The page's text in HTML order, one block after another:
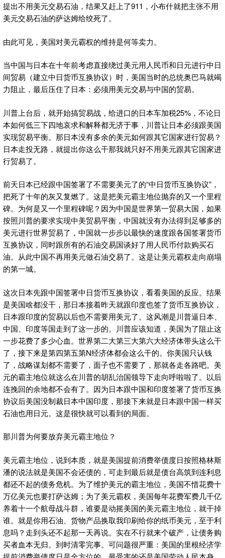
提出不用美元交易石油，结果又赶上了911，小布什就把主张不用
美元交易石油的萨达姆给绞死了。
由此可见，美国对美元霸权的维持是何等卖力。
当中国与日本在十年前考虑直接绕过美元用人民币和日元进行中日
间贸易（建立中日货币互换协议）时，美国当时的总统奥巴马就竭
力阻止，最后压住了日本：必须用美元交易与中国的贸易。
川普上台后，就开始搞贸易战，给进口的日本车加税25%，不论日
本如何低三下四地哀求和解释都无济于事，川普让日本必须跟美国
实现贸易平衡。那日本没有多余的美元如何跟其它国家进行贸易？
日本走投无路，就提出你这么干那我就只好不用美元跟其它国家进
行贸易了。
前天日本已经跟中国签署了不需要美元了的“中日货币互换协议”，
把死了十年的灰又复燃了。这是把美元霸主地位抛弃的又一个里程
碑。为何是又一个里程碑呢？因为中国是世界第一贸易大国，如果
按照川普的要求实现中美贸易平衡，中国就没有办法得到足够多的
美元进行世界贸易了，中国就一步步以最快的速度跟各国签署货币
互换协议，同时跟所有的石油交易国谈好了用人民币付款购买石
油。从此中国不再用美元做石油交易了。这是让美元霸权走向崩塌
的第一城。
这次日本先跟中国签署中日货币互换协议，看看美国的反应。结果
是美国啥都没干，那日本接着昨天就跟印度也签了货币互换协议，
日本跟印度的贸易以后也不需要用美元了。这风潮是川普逼日本、
中国、印度等国走到了这一步的。川普应该知道，美国为了阻止这
一步花费了多少心血。世界第二大第三大第六大经济体带头这么干
了，接下来是第四第五第N经济体都会这么干的。你美国只认钱
了，战略谋划都不需要了，面子也不需要了，那就各走各路吧。美
元的霸主地位就这么在川普的胡乱治国领导下走向呼啦啦了。以后
连挽回的余地都不会有了。因为日本跟中国和印度签署了货币互换
协议后美国没制裁日本中国印度，那接下来就是日本跟中国一样买
石油也用日元。这是很快就可以看到的局面。
那川普为何要放弃美元霸主地位？
美元霸主地位，说到本质，就是美国提前消费举债度日按照格林斯
潘的说法就是美国不会还债的，可走到最后就是债台高筑到连利息
都还不起的债务危机。为了维护美元的霸主地位，美国不惜花费十
万亿美元也要打萨达姆；为了美元霸权，美国每年花费军费几千亿
养着十一个航母战斗群，谁要是动摇美国的美元霸主地位，就干掉
谁。就是你用石油、货物产品换取我印刷给你的纸币美元，至于利
息吗？走到头还不起那一天再说。实在不行就来个破产，让债务购
买者血本无归。到时清零完事。可问题很严重：美国的里根经济学